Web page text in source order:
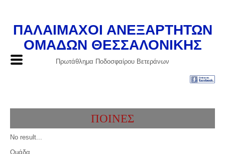
ΠΑΛΑΙΜΑΧΟΙ ΑΝΕΞΑΡΤΗΤΩΝ
ΟΜΑΔΩΝ ΘΕΣΣΑΛΟΝΙΚΗΣ
Πρωτάθλημα Ποδοσφαίρου Βετεράνων
ΠΟΙΝΕΣ
No result...
Ομάδα